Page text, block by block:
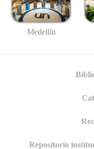
Medellín
Repositorio